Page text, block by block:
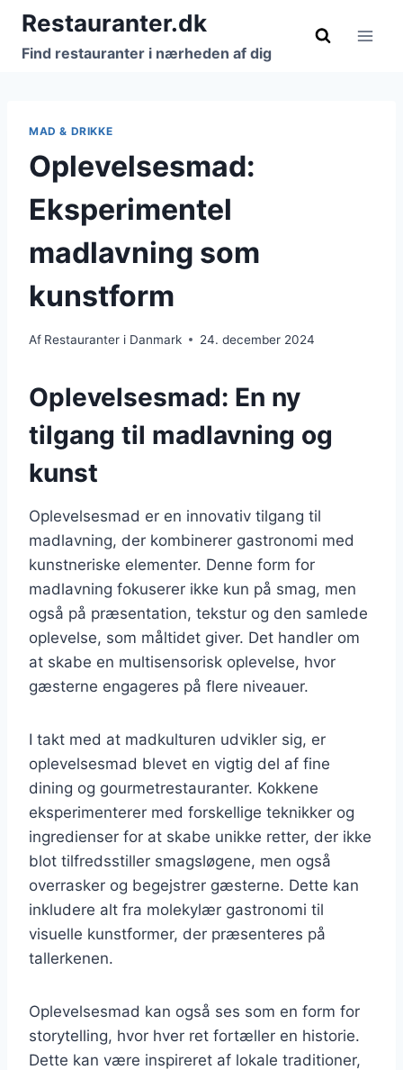
Fortsæt
indhold
Restauranter.dk
Find restauranter i nærheden af dig
MAD & DRIKKE
Oplevelsesmad:
Eksperimentel
madlavning som
kunstform
Af Restauranter i Danmark 24. december 2024
Oplevelsesmad: En ny
tilgang til madlavning og
kunst
Oplevelsesmad er en innovativ tilgang til
madlavning, der kombinerer gastronomi med
kunstneriske elementer. Denne form for
madlavning fokuserer ikke kun på smag, men
også på præsentation, tekstur og den samlede
oplevelse, som måltidet giver. Det handler om
at skabe en multisensorisk oplevelse, hvor
gæsterne engageres på flere niveauer.
I takt med at madkulturen udvikler sig, er
oplevelsesmad blevet en vigtig del af fine
dining og gourmetrestauranter. Kokkene
eksperimenterer med forskellige teknikker og
ingredienser for at skabe unikke retter, der ikke
blot tilfredsstiller smagsløgene, men også
overrasker og begejstrer gæsterne. Dette kan
inkludere alt fra molekylær gastronomi til
visuelle kunstformer, der præsenteres på
tallerkenen.
Oplevelsesmad kan også ses som en form for
storytelling, hvor hver ret fortæller en historie.
Dette kan være inspireret af lokale traditioner,